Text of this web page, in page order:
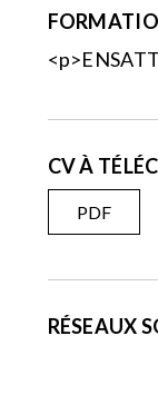
CV À
PDF
RÉSEAUX